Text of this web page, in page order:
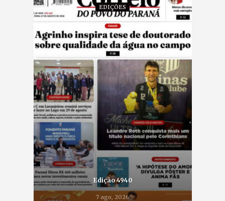
EDIÇÕES
Edição 4940
7 ago, 2026